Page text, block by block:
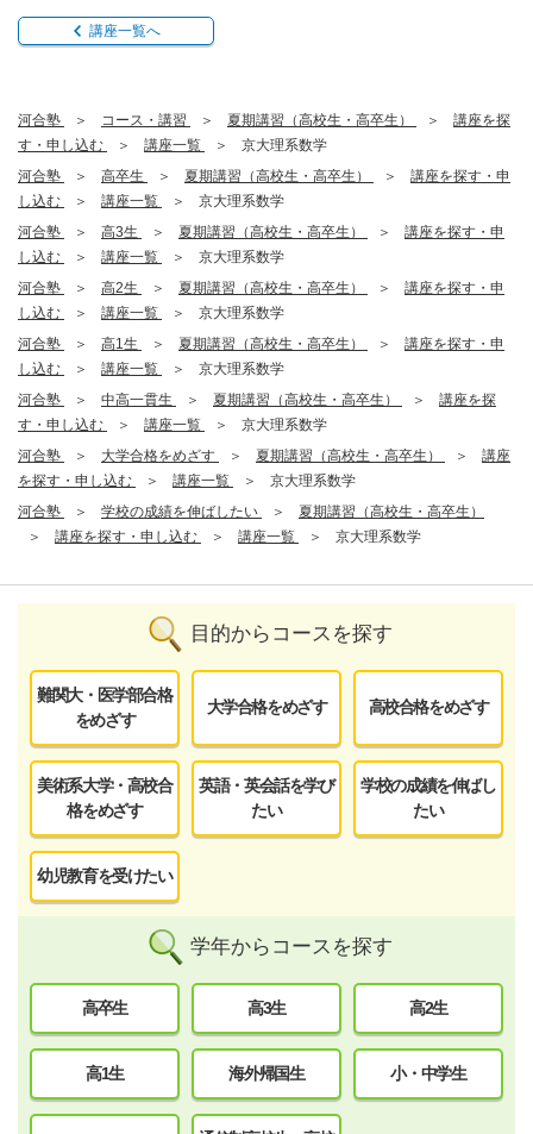
講座一覧へ
河合塾 コース・講習 夏期講習（高校生・高卒生）
講座を探
す・申し込む
講座一覧
京大理系数学
河合塾
高卒生 夏期講習（高校生・高卒生）
講座を探す・申
し込む
講座一覧
京大理系数学
河合塾
高3生 夏期講習（高校生・高卒生）
講座を探す・申
し込む
講座一覧
京大理系数学
河合塾
高2生 夏期講習（高校生・高卒生）
講座を探す・申
し込む
講座一覧
京大理系数学
河合塾
高1生 夏期講習（高校生・高卒生）
講座を探す・申
し込む
講座一覧
京大理系数学
河合塾
中高一貫生 夏期講習（高校生・高卒生）
講座を探
す・申し込む
講座一覧
京大理系数学
河合塾
大学合格をめざす 夏期講習（高校生・高卒生）
講座
を探す・申し込む
講座一覧
京大理系数学
河合塾
学校の成績を伸ばしたい
夏期講習（高校生・高卒生）
講座を探す・申し込む
講座一覧 京大理系数学
目的からコースを探す
難関大・医学部合格
をめざす
大学合格をめざす 高校合格をめざす
美術系大学・高校合
格をめざす
英語・英会話を学び
たい
学校の成績を伸ばし
たい
幼児教育を受けたい
学年からコースを探す
高卒生 高3生 高2生
高1生 海外帰国生 小・中学生